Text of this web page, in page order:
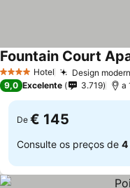
4 EstrelasHotel Design
Fountain Court
9,0 Excelente 3.719 a
De € 145
Consulte os preços de 4